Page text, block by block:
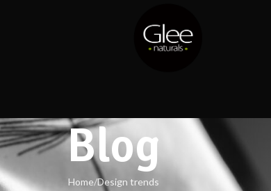
Blog
Home Design trends